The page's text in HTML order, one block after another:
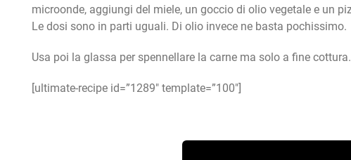
microonde, aggiungi del miele, un goccio di olio vegetale e un
Le dosi sono in parti uguali. Di olio invece ne basta pochissimo.
Usa poi la glassa per spennellare la carne ma solo a fine
[ultimate-recipe id=”1289″ template=”100″]